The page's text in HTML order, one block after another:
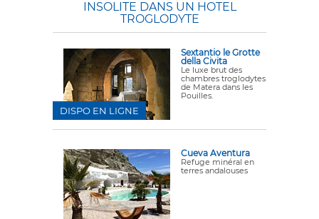
INSOLITE DANS UN HOTEL
TROGLODYTE
Sextantio le Grotte
della Civita
Le luxe brut des
chambres troglodytes
de Matera dans les
Pouilles.
DISPO EN LIGNE
Cueva Aventura
Refuge minéral en
terres andalouses